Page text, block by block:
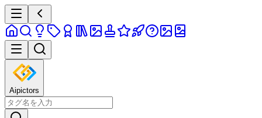
Aipictors